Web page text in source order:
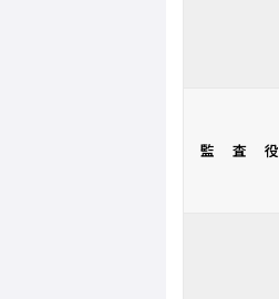
監査役